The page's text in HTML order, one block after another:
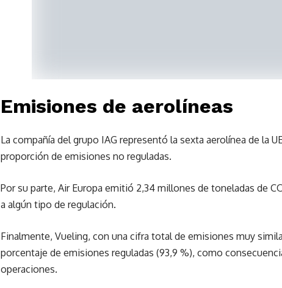
Emisiones de aerolíneas
La compañía del grupo IAG representó la sexta aerolínea de la
proporción de emisiones no reguladas.
Por su parte, Air Europa emitió 2,34 millones de toneladas de
a algún tipo de regulación.
Finalmente, Vueling, con una cifra total de emisiones muy
porcentaje de emisiones reguladas (93,9 %), como
operaciones.